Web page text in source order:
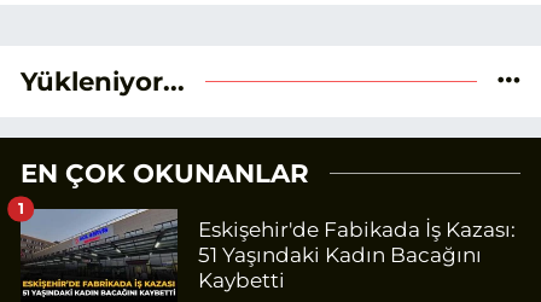
Yükleniyor...
EN ÇOK OKUNANLAR
Eskişehir'de Fabikada İş Kazası:
51 Yaşındaki Kadın Bacağını
Kaybetti
1